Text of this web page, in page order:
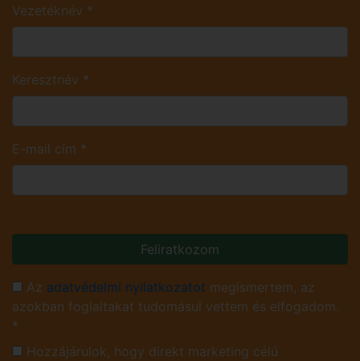
Vezetéknév *
Keresztnév *
E-mail cím *
Feliratkozom
Az adatvédelmi nyilatkozatot megismertem, az
azokban foglaltakat tudomásul vettem és elfogadom.
*
Hozzájárulok, hogy direkt marketing célú